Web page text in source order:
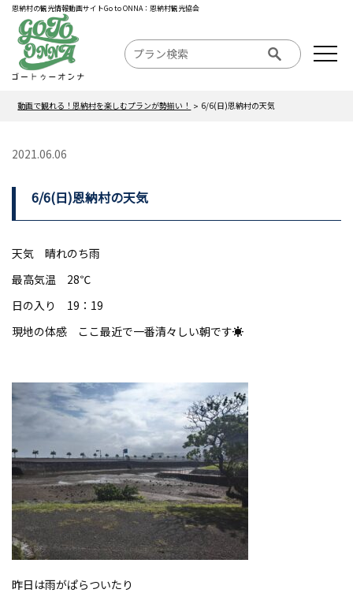
恩納村の観光情報動画サイトGo to ONNA：恩納村観光協会
動画で観れる！恩納村を楽しむプランが勢揃い！ 6/6(日)恩納村の天気
2021.06.06
6/6(日)恩納村の天気
天気 晴れのち雨
最高気温 28℃
日の入り 19：19
現地の体感 ここ最近で一番清々しい朝です☀
昨日は雨がぱらついたり